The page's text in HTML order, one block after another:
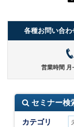
各種お問い合わ
営業時間 月
セミナー検
カテゴリ